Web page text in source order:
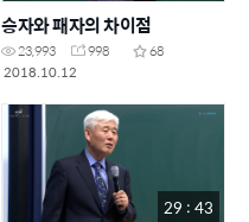
승자와 패자의 차이점
23,993 998
68
2018.10.12
29 : 43